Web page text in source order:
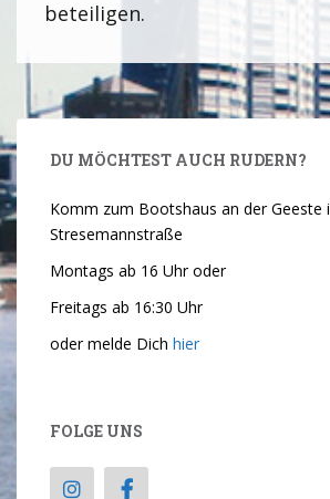
beteiligen.
DU MÖCHTEST AUCH RUDERN?
Komm zum Bootshaus an der Geeste
Stresemannstraße
Montags ab 16 Uhr oder
Freitags ab 16:30 Uhr
oder melde Dich hier
FOLGE UNS